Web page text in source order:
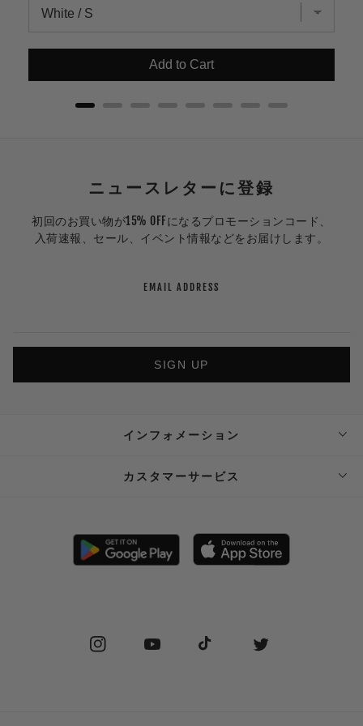
Add to Cart
ニュースレターに登録
初回のお買い物が15% OFFになるプロモーションコード、
入荷速報、セール、イベント情報などをお届けします。
EMAIL ADDRESS
SIGN UP
インフォメーション
ABOUT SUPPLIER
STOCKIST
カスタマーサービス
SHIPPING
Instagram YouTube TikTok Twitter